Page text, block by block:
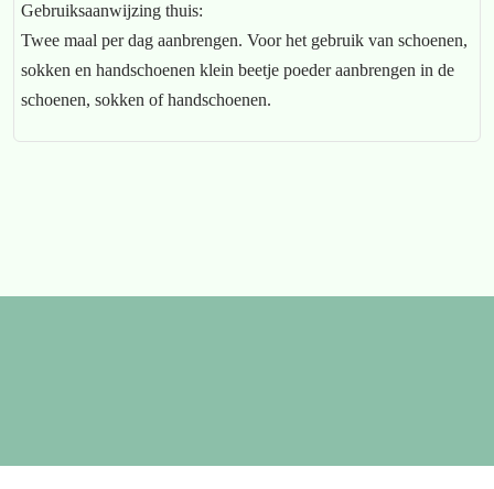
Gebruiksaanwijzing thuis:
Twee maal per dag aanbrengen. Voor het gebruik van schoenen,
sokken en handschoenen klein beetje poeder aanbrengen in de
schoenen, sokken of handschoenen.